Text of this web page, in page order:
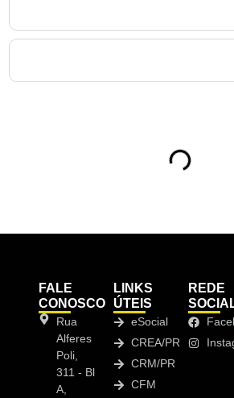
FALE
CONOSCO
Rua
Alferes
Poli,
311 - Bl
A,
LINKS
ÚTEIS
eSocial
CREA/PR
CRM/PR
CFM
REDE